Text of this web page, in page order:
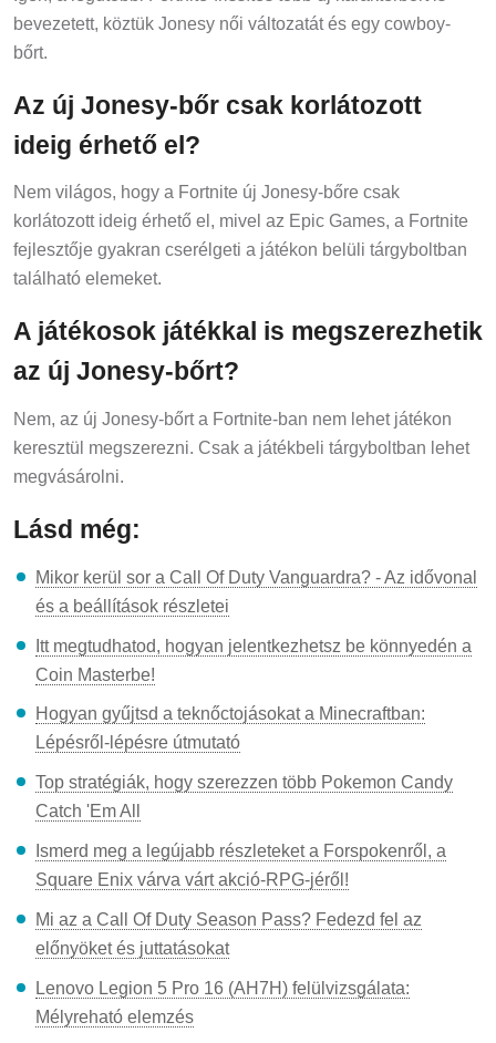
bevezetett, köztük Jonesy női változatát és egy cowboy-
bőrt.
Az új Jonesy-bőr csak korlátozott
ideig érhető el?
Nem világos, hogy a Fortnite új Jonesy-bőre csak
korlátozott ideig érhető el, mivel az Epic Games, a Fortnite
fejlesztője gyakran cserélgeti a játékon belüli tárgyboltban
található elemeket.
A játékosok játékkal is megszerezhetik
az új Jonesy-bőrt?
Nem, az új Jonesy-bőrt a Fortnite-ban nem lehet játékon
keresztül megszerezni. Csak a játékbeli tárgyboltban lehet
megvásárolni.
Lásd még:
Mikor kerül sor a Call Of Duty Vanguardra? - Az idővonal
és a beállítások részletei
Itt megtudhatod, hogyan jelentkezhetsz be könnyedén a
Coin Masterbe!
Hogyan gyűjtsd a teknőctojásokat a Minecraftban:
Lépésről-lépésre útmutató
Top stratégiák, hogy szerezzen több Pokemon Candy
Catch 'Em All
Ismerd meg a legújabb részleteket a Forspokenről, a
Square Enix várva várt akció-RPG-jéről!
Mi az a Call Of Duty Season Pass? Fedezd fel az
előnyöket és juttatásokat
Lenovo Legion 5 Pro 16 (AH7H) felülvizsgálata:
Mélyreható elemzés